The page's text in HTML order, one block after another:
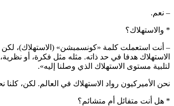
– نعم.
* والاستهلاك؟
– أنت استعملت كلمة «كونسمبشن» (الاستهلاك)، لكن
الاستهلاك هدفا في حد ذاته. مثله مثل فكرة، أو
لتلبية مستوى الاستهلاك الذي وصلنا إليه».
نحن الأميركيون رواد الاستهلاك في العالم. لكن،
* هل أنت متفائل أم متشائم؟